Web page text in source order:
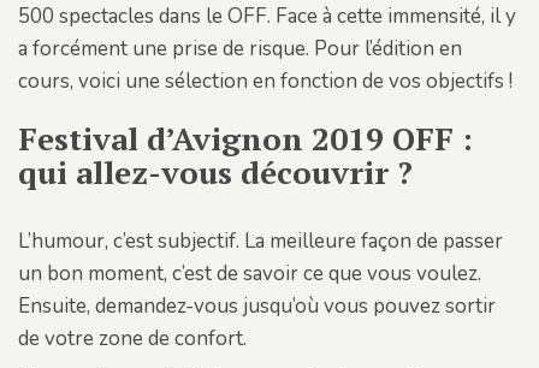
500 spectacles dans le OFF. Face à cette immensité, il y
a forcément une prise de risque. Pour l’édition en
cours, voici une sélection en fonction de vos objectifs !
Festival d’Avignon 2019 OFF :
qui allez-vous découvrir ?
L’humour, c’est subjectif. La meilleure façon de passer
un bon moment, c’est de savoir ce que vous voulez.
Ensuite, demandez-vous jusqu’où vous pouvez sortir
de votre zone de confort.